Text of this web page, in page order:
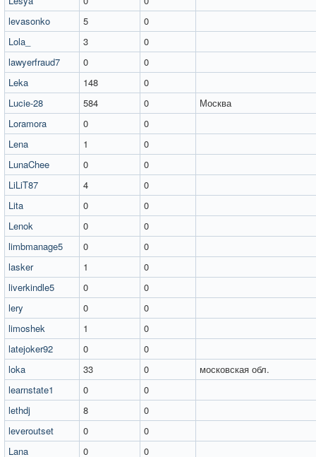
levasonko
5
0
Lola_
3
0
lawyerfraud7
0
0
Leka
148
0
Lucie-28
584 0
Москва
Loramora
0
0
Lena
1
0
LunaChee
0
0
LiLiT87
4
0
Lita
0
0
Lenok
0
0
limbmanage5
0
0
lasker
1
0
liverkindle5
0
0
lery
0
0
limoshek
1
0
latejoker92
0
0
loka
33 0
московская обл.
learnstate1
0
0
lethdj
8
0
leveroutset
0
0
Lana
0
0